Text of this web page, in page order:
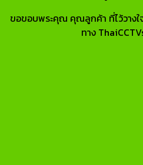
ขอขอบพระคุณ คุณลูกค้า ที่ไว้วาง
ทาง